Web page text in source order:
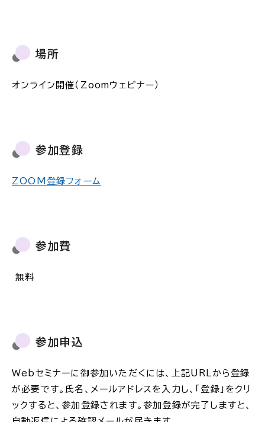
場所
オンライン開催（Zoomウェビナー）
参加登録
ZOOM登録フォーム
参加費
無料
参加申込
Webセミナーに御参加いただくには、上記URLから登録
が必要です。氏名、メールアドレスを入力し、「登録」をクリ
ックすると、参加登録されます。参加登録が完了しますと、